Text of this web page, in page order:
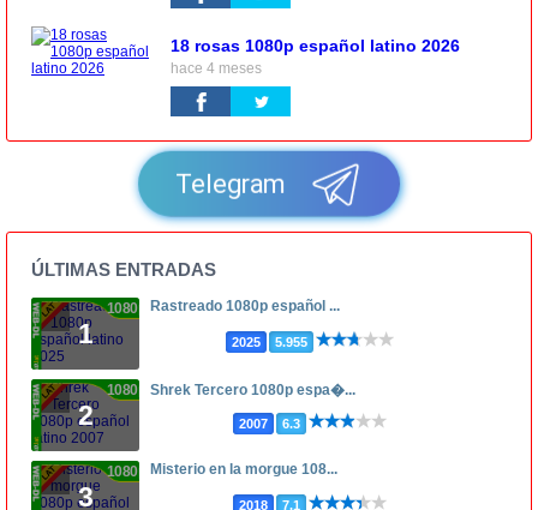
18 rosas 1080p español latino 2026
hace 4 meses
Telegram
ÚLTIMAS ENTRADAS
1
1080p Rastreado 1080p español ...
2025 5.955
2
1080p Shrek Tercero 1080p espa�...
2007 6.3
3
1080p Misterio en la morgue 108...
2018 7.1